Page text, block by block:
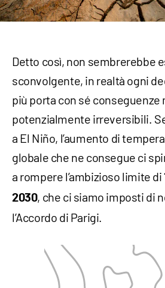
Detto così, non sembrerebbe
sconvolgente, in realtà ogni
più porta con sé
potenzialmente irreversibili.
a El Niño, l’aumento di
globale che ne consegue ci
a rompere l’ambizioso limite di
2030, che ci siamo imposti di
l’Accordo di Parigi.